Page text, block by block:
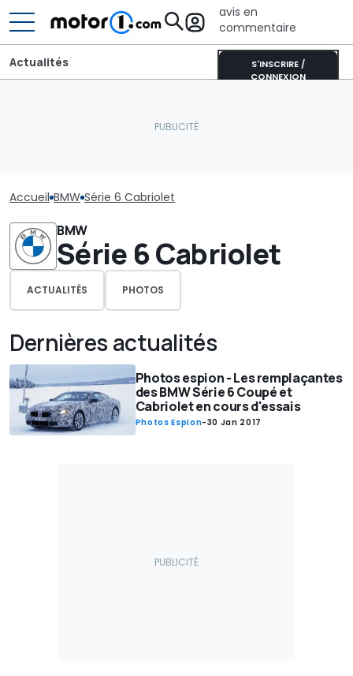
avis en
commentaire
S'INSCRIRE /
CONNEXION
Actualités
Accueil BMW Série 6 Cabriolet
BMW
Série 6 Cabriolet
ACTUALITÉS PHOTOS
Dernières actualités
Photos espion - Les remplaçantes
des BMW Série 6 Coupé et
Cabriolet en cours d'essais
Photos Espion-30 Jan 2017